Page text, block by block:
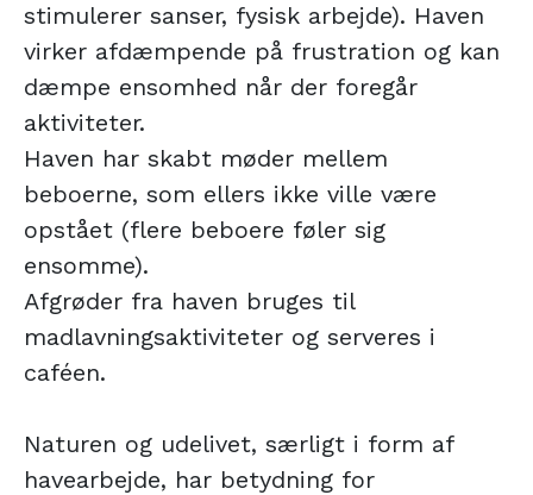
stimulerer sanser, fysisk arbejde). Haven
virker afdæmpende på frustration og kan
dæmpe ensomhed når der foregår
aktiviteter.
Haven har skabt møder mellem
beboerne, som ellers ikke ville være
opstået (flere beboere føler sig
ensomme).
Afgrøder fra haven bruges til
madlavningsaktiviteter og serveres i
caféen.
Naturen og udelivet, særligt i form af
havearbejde, har betydning for